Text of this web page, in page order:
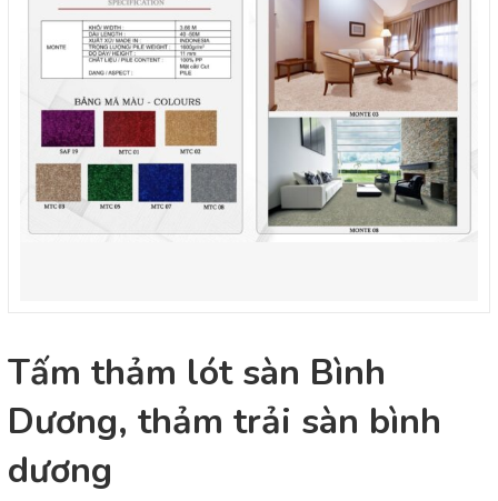
Tấm thảm lót sàn Bình
Dương, thảm trải sàn bình
dương